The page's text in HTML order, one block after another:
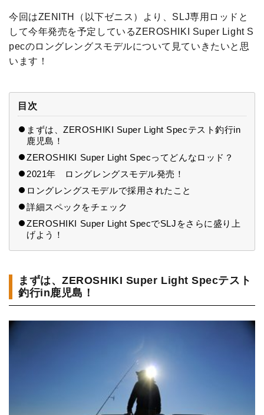
今回はZENITH（以下ゼニス）より、SLJ専用ロッドと
して今年発売を予定しているZEROSHIKI Super Light S
pecのロングレングスモデルについて見ていきたいと思
います！
目次
まずは、ZEROSHIKI Super Light Specテスト釣行in
鹿児島！
ZEROSHIKI Super Light Specってどんなロッド？
2021年 ロングレングスモデル発売！
ロングレングスモデルで採用されたこと
詳細スペックをチェック
ZEROSHIKI Super Light SpecでSLJをさらに盛り上
げよう！
まずは、ZEROSHIKI Super Light Specテスト
釣行in鹿児島！